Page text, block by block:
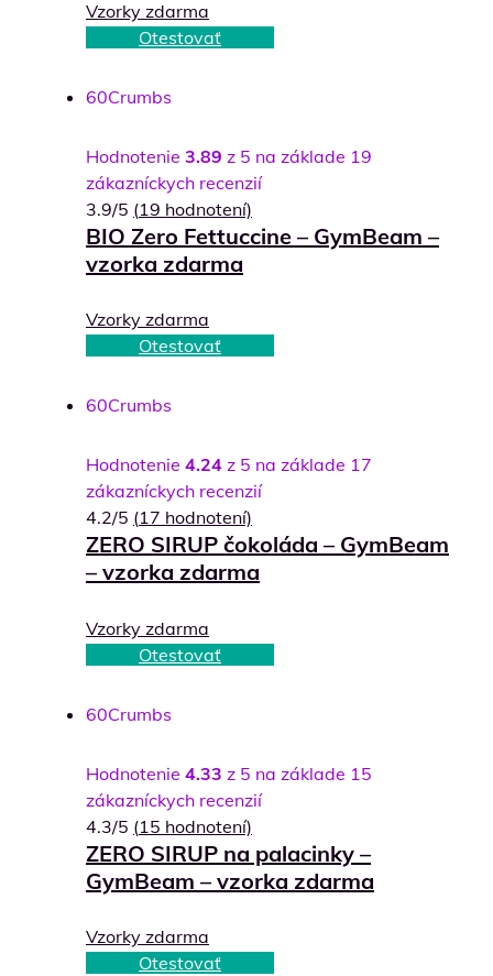
Vzorky zdarma
Otestovať
60Crumbs
Hodnotenie 3.89 z 5 na základe 19
zákazníckych recenzií
3.9/5 (19 hodnotení)
BIO Zero Fettuccine – GymBeam –
vzorka zdarma
Vzorky zdarma
Otestovať
60Crumbs
Hodnotenie 4.24 z 5 na základe 17
zákazníckych recenzií
4.2/5 (17 hodnotení)
ZERO SIRUP čokoláda – GymBeam
– vzorka zdarma
Vzorky zdarma
Otestovať
60Crumbs
Hodnotenie 4.33 z 5 na základe 15
zákazníckych recenzií
4.3/5 (15 hodnotení)
ZERO SIRUP na palacinky –
GymBeam – vzorka zdarma
Vzorky zdarma
Otestovať